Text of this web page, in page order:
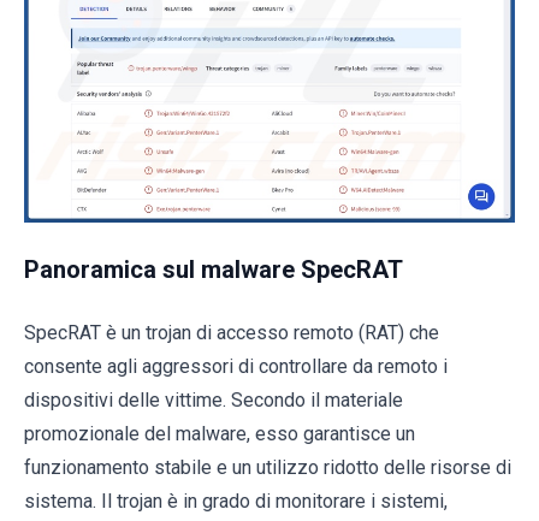
Panoramica sul malware SpecRAT
SpecRAT è un trojan di accesso remoto (RAT) che
consente agli aggressori di controllare da remoto i
dispositivi delle vittime. Secondo il materiale
promozionale del malware, esso garantisce un
funzionamento stabile e un utilizzo ridotto delle risorse di
sistema. Il trojan è in grado di monitorare i sistemi,